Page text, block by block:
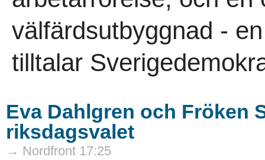
välfärdsutbyggnad -
tilltalar
Eva Dahlgren och Fröken
riksdagsvalet
→ Nordfront 17:25